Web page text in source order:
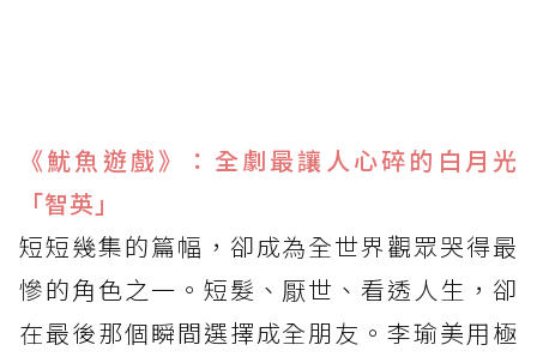
《魷魚遊戲》：全劇最讓人心碎的白月光
「智英」
短短幾集的篇幅，卻成為全世界觀眾哭得最
慘的角色之一。短髮、厭世、看透人生，卻
在最後那個瞬間選擇成全朋友。李瑜美用極